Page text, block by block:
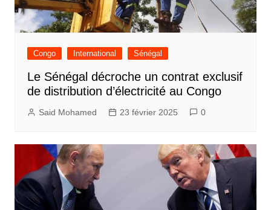
Congo International Sénégal
Le Sénégal décroche un contrat exclusif
de distribution d’électricité au Congo
Said Mohamed 23 février 2025 0